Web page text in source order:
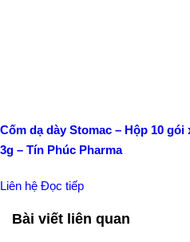
Cốm dạ dày Stomac – Hộp 10 gói
3g – Tín Phúc Pharma
Liên hệ Đọc tiếp
Bài viết liên quan